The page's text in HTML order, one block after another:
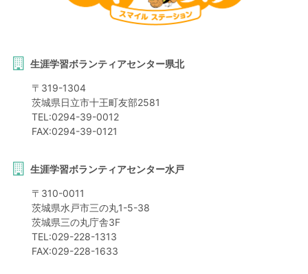
生涯学習ボランティアセンター県北
〒 319-1304
茨城県日立市十王町友部2581
TEL:0294-39-0012
FAX:0294-39-0121
生涯学習ボランティアセンター水戸
〒 310-0011
茨城県水戸市三の丸1-5-38
茨城県三の丸庁舎3F
TEL:029-228-1313
FAX:029-228-1633